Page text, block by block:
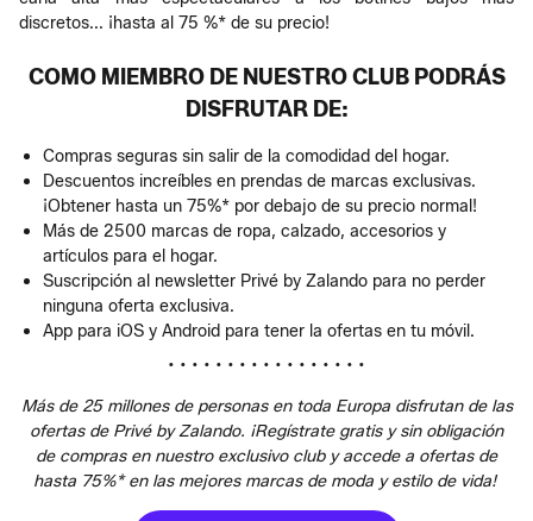
discretos... ¡hasta al 75 %* de su precio!
COMO MIEMBRO DE NUESTRO CLUB PODRÁS
DISFRUTAR DE:
Compras seguras sin salir de la comodidad del hogar.
Descuentos increíbles en prendas de marcas exclusivas.
¡Obtener hasta un 75%* por debajo de su precio normal!
Más de 2500 marcas de ropa, calzado, accesorios y
artículos para el hogar.
Suscripción al newsletter Privé by Zalando para no perder
ninguna oferta exclusiva.
App para iOS y Android para tener la ofertas en tu móvil.
• • • • • • • • • • • • • • • • •
Más de 25 millones de personas en toda Europa disfrutan de las
ofertas de Privé by Zalando. ¡Regístrate gratis y sin obligación
de compras en nuestro exclusivo club y accede a ofertas de
hasta 75%* en las mejores marcas de moda y estilo de vida!